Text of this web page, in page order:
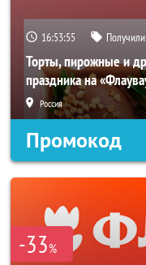
16:53:54
Торты, пирожные и
праздника на
Россия
Промокод
-33%